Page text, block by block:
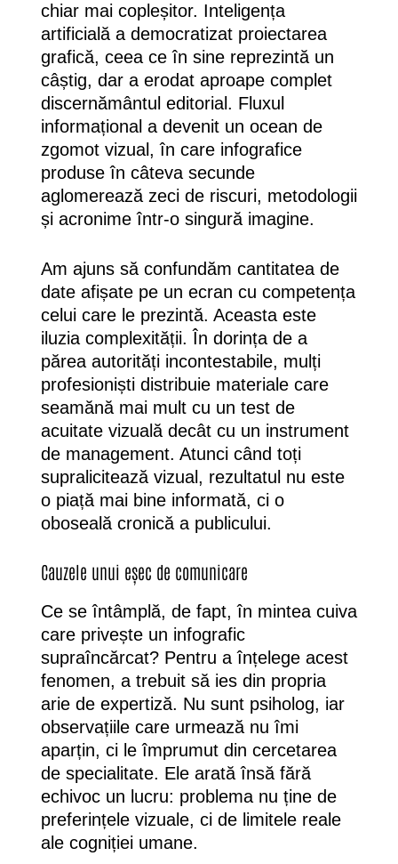
chiar mai copleșitor. Inteligența
artificială a democratizat proiectarea
grafică, ceea ce în sine reprezintă un
câștig, dar a erodat aproape complet
discernământul editorial. Fluxul
informațional a devenit un ocean de
zgomot vizual, în care infografice
produse în câteva secunde
aglomerează zeci de riscuri, metodologii
și acronime într-o singură imagine.
Am ajuns să confundăm cantitatea de
date afișate pe un ecran cu competența
celui care le prezintă. Aceasta este
iluzia complexității. În dorința de a
părea autorități incontestabile, mulți
profesioniști distribuie materiale care
seamănă mai mult cu un test de
acuitate vizuală decât cu un instrument
de management. Atunci când toți
supralicitează vizual, rezultatul nu este
o piață mai bine informată, ci o
oboseală cronică a publicului.
Cauzele unui eșec de comunicare
Ce se întâmplă, de fapt, în mintea cuiva
care privește un infografic
supraîncărcat? Pentru a înțelege acest
fenomen, a trebuit să ies din propria
arie de expertiză. Nu sunt psiholog, iar
observațiile care urmează nu îmi
aparțin, ci le împrumut din cercetarea
de specialitate. Ele arată însă fără
echivoc un lucru: problema nu ține de
preferințele vizuale, ci de limitele reale
ale cogniției umane.